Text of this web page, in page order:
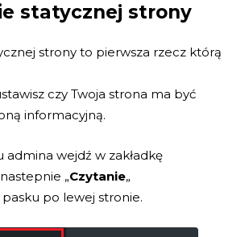
statycznej strony
strony to pierwsza rzecz którą
czy Twoja strona ma być
informacyjną.
admina wejdź w zakładkę
nastepnie „Czytanie„
pasku po lewej stronie.